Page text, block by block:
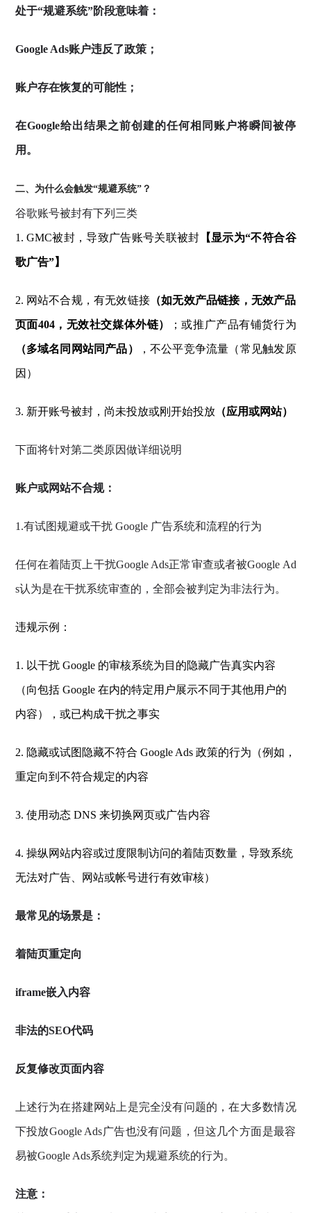
处于“规避系统”阶段意味着：
Google Ads账户违反了政策；
账户存在恢复的可能性；
在Google给出结果之前创建的任何相同账户将瞬间被停
用。
二、为什么会触发“规避系统”？
谷歌账号被封有下列三类
1. GMC被封，导致广告账号关联被封 【显示为“不符合谷
歌广告”】
2. 网站不合规，有无效链接 （如无效产品链接，无效产品
页面404，无效社交媒体外链） ；或推广产品有铺货行为
（多域名同网站同产品） ，不公平竞争流量（常见触发原
因）
3. 新开账号被封，尚未投放或刚开始投放（应用或网站）
下面将针对第二类原因做详细说明
账户或网站不合规：
1.有试图规避或干扰 Google 广告系统和流程的行为
任何在着陆页上干扰Google Ads正常审查或者被Google Ad
s认为是在干扰系统审查的，全部会被判定为非法行为。
违规示例：
1. 以干扰 Google 的审核系统为目的隐藏广告真实内容
（向包括 Google 在内的特定用户展示不同于其他用户的
内容），或已构成干扰之事实
2. 隐藏或试图隐藏不符合 Google Ads 政策的行为（例如，
重定向到不符合规定的内容
3. 使用动态 DNS 来切换网页或广告内容
4. 操纵网站内容或过度限制访问的着陆页数量，导致系统
无法对广告、网站或帐号进行有效审核）
最常见的场景是：
着陆页重定向
iframe嵌入内容
非法的SEO代码
反复修改页面内容
上述行为在搭建网站上是完全没有问题的，在大多数情况
下投放Google Ads广告也没有问题，但这几个方面是最容
易被Google Ads系统判定为规避系统的行为。
注意：